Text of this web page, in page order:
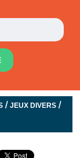
/JEUX DIVERS /